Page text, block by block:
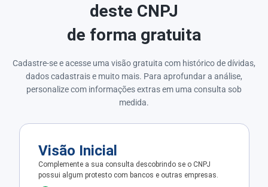
deste CNPJ
de forma gratuita
Cadastre-se e acesse uma visão gratuita com histórico de dívidas,
dados cadastrais e muito mais. Para aprofundar a análise,
personalize com informações extras em uma consulta sob
medida.
Visão Inicial
Complemente a sua consulta descobrindo se o CNPJ
possui algum protesto com bancos e outras empresas.